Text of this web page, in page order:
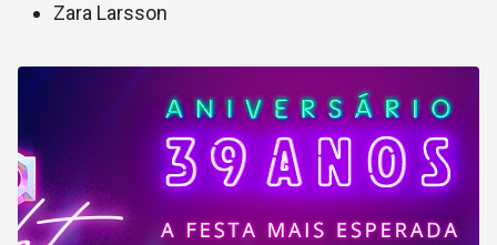
Zara Larsson